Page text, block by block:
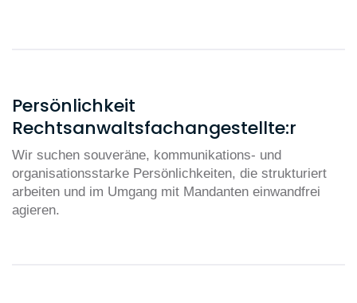
Persönlichkeit
Rechtsanwaltsfachangestellte:r
Wir suchen souveräne, kommunikations- und
organisationsstarke Persönlichkeiten, die strukturiert
arbeiten und im Umgang mit Mandanten einwandfrei
agieren.